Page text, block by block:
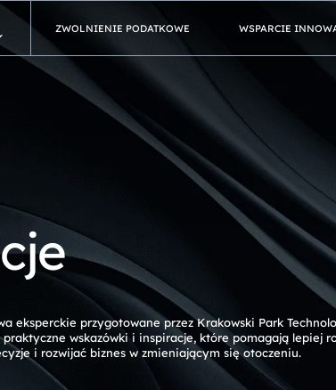
ZWOLNIENIE PODATKOWE WSPARCIE
cje
eksperckie przygotowane przez Krakowski Park
wskazówki i inspiracje, które pomagają lepiej
i rozwijać biznes w zmieniającym się otoczeniu.